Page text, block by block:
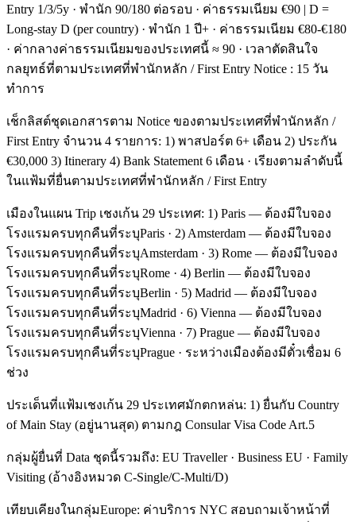
Entry 1/3/5y · พำนัก 90/180 ต่อรอบ · ค่าธรรมเนียม €90 | D =
Long-stay D (per country) · พำนัก 1 ปี+ · ค่าธรรมเนียม €80-€180
· ค่ากลางค่าธรรมเนียมของประเทศนี้ ≈ 90 · เวลาตัดสินใจ
กลยุทธ์ที่ตามประเทศที่พำนักหลัก / First Entry Notice : 15 วัน
ทำการ
เช็กลิสต์ชุดเอกสารตาม Notice ของตามประเทศที่พำนักหลัก /
First Entry จำนวน 4 รายการ: 1) พาสปอร์ต 6+ เดือน 2) ประกัน
€30,000 3) Itinerary 4) Bank Statement 6 เดือน · เรียงตามลำดับนี้
ในแฟ้มที่ยื่นตามประเทศที่พำนักหลัก / First Entry
เมืองในแผน Trip เชงเก้น 29 ประเทศ: 1) Paris — ต้องมีใบจอง
โรงแรมครบทุกคืนที่ระบุParis · 2) Amsterdam — ต้องมีใบจอง
โรงแรมครบทุกคืนที่ระบุAmsterdam · 3) Rome — ต้องมีใบจอง
โรงแรมครบทุกคืนที่ระบุRome · 4) Berlin — ต้องมีใบจอง
โรงแรมครบทุกคืนที่ระบุBerlin · 5) Madrid — ต้องมีใบจอง
โรงแรมครบทุกคืนที่ระบุMadrid · 6) Vienna — ต้องมีใบจอง
โรงแรมครบทุกคืนที่ระบุVienna · 7) Prague — ต้องมีใบจอง
โรงแรมครบทุกคืนที่ระบุPrague · ระหว่างเมืองต้องมีตั๋วเชื่อม 6
ช่วง
ประเด็นที่แฟ้มเชงเก้น 29 ประเทศมักตกหล่น: 1) ยื่นกับ Country
of Main Stay (อยู่นานสุด) ตามกฎ Consular Visa Code Art.5
กลุ่มผู้ยื่นที่ Data ชุดนี้รวมถึง: EU Traveller · Business EU · Family
Visiting (อ้างอิงหมวด C-Single/C-Multi/D)
เทียบเคียงในกลุ่มEurope: ค่าบริการ NYC สอบถามเจ้าหน้าที่